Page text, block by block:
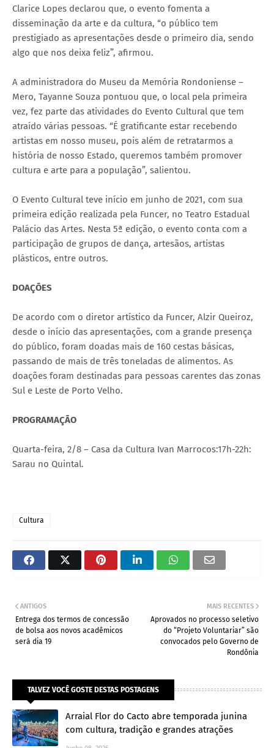
Clarice Lopes declarou que, o evento fomenta a
disseminação da arte e da cultura, “o público tem
prestigiado as apresentações desde o primeiro dia, sendo
algo que nos deixa feliz”, afirmou.
A administradora do Museu da Memória Rondoniense –
Mero, Tayanne Souza pontuou que, o local pela primeira
vez, fez parte das atividades do Evento Cultural que tem
atraído várias pessoas. “É gratificante estar recebendo
artistas em nosso museu, pois além de retratarmos a
história de nosso Estado, queremos também promover
cultura e arte para a população”, salientou.
O Evento Cultural teve início em junho de 2021, com sua
primeira edição realizada pela Funcer, no Teatro Estadual
Palácio das Artes. Nesta 5ª edição, o evento conta com a
participação de grupos de dança, artesãos, artistas
plásticos, entre outros.
DOAÇÕES
De acordo com o diretor artístico da Funcer, Alzir Queiroz,
desde o início das apresentações, com a grande presença
do público, foram doadas mais de 160 cestas básicas,
passando de mais de três toneladas de alimentos. As
doações foram destinadas para pessoas carentes das zonas
Sul e Leste de Porto Velho.
PROGRAMAÇÃO
Quarta-feira, 2/8 – Casa da Cultura Ivan Marrocos:17h-22h:
Sarau no Quintal.
Cultura
MAIS RECENTES
Aprovados no processo seletivo
do “Projeto Voluntariar” são
convocados pelo Governo de
Rondônia
ANTIGOS
Entrega dos termos de concessão
de bolsa aos novos acadêmicos
será dia 19
TALVEZ VOCÊ GOSTE DESTAS POSTAGENS
Arraial Flor do Cacto abre temporada junina
com cultura, tradição e grandes atrações